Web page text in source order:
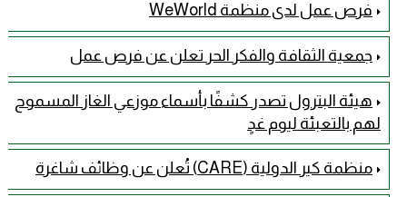
فرص عمل لدى منظمة WeWorld
جمعية الثقافة والفكر الحر تعلن عن فرص عمل
هيئة البترول تصدر كشفًا بأسماء موزعي الغاز المسموح
لهم بالتعبئة ليوم غدٍ
منظمة كير الدولية (CARE) تُعلن عن وظائف شاغرة